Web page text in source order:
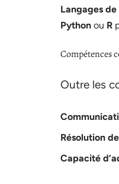
Langages
Python ou R
Compétences
Outre les
Résolution
Capacité